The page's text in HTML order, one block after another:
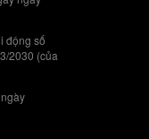
động số
2030 (của